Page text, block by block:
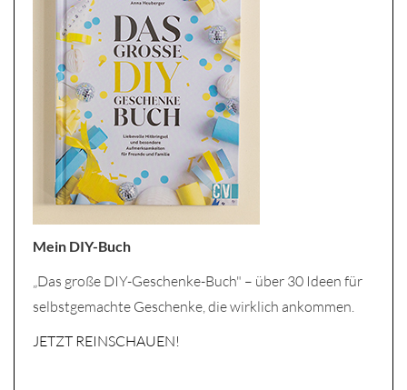
Mein DIY-Buch
„Das große DIY-Geschenke-Buch" – über 30 Ideen für
selbstgemachte Geschenke, die wirklich ankommen.
JETZT REINSCHAUEN!